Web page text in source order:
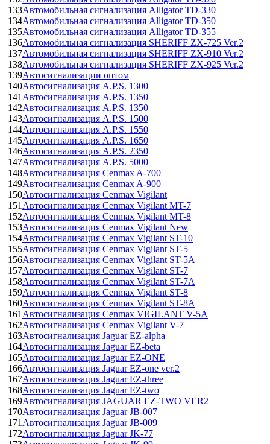
133Автомобильная сигнализация Alligator TD-330
134Автомобильная сигнализация Alligator TD-350
135Автомобильная сигнализация Alligator TD-355
136Автомобильная сигнализация SHERIFF ZX-725 Ver.2
137Автомобильная сигнализация SHERIFF ZX-910 Ver.2
138Автомобильная сигнализация SHERIFF ZX-925 Ver.2
139Автосигнализации оптом
140Автосигнализация A.P.S. 1300
141 Автосигнализация A.P.S. 1350
142Автосигнализация A.P.S. 1350
143Автосигнализация A.P.S. 1500
144Автосигнализация A.P.S. 1550
145Автосигнализация A.P.S. 1650
146Автосигнализация A.P.S. 2350
147Автосигнализация A.P.S. 5000
148Автосигнализация Cenmax A-700
149Автосигнализация Cenmax A-900
150Автосигнализация Cenmax Vigilant
151 Автосигнализация Cenmax Vigilant MT-7
152Автосигнализация Cenmax Vigilant MT-8
153Автосигнализация Cenmax Vigilant New
154Автосигнализация Cenmax Vigilant ST-10
155Автосигнализация Cenmax Vigilant ST-5
156Автосигнализация Cenmax Vigilant ST-5A
157Автосигнализация Cenmax Vigilant ST-7
158Автосигнализация Cenmax Vigilant ST-7A
159Автосигнализация Cenmax Vigilant ST-8
160Автосигнализация Cenmax Vigilant ST-8A
161 Автосигнализация Cenmax VIGILANT V-5A
162Автосигнализация Cenmax Vigilant V-7
163Автосигнализация Jaguar EZ-alpha
164Автосигнализация Jaguar EZ-beta
165Автосигнализация Jaguar EZ-ONE
166Автосигнализация Jaguar EZ-one ver.2
167Автосигнализация Jaguar EZ-three
168Автосигнализация Jaguar EZ-two
169Автосигнализация JAGUAR EZ-TWO VER2
170Автосигнализация Jaguar JB-007
171 Автосигнализация Jaguar JB-009
172Автосигнализация Jaguar JK-77